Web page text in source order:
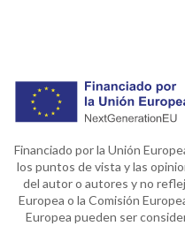
Financiado por la Unión
los puntos de vista y las
del autor o autores y no
Europea o la Comisión
Europea pueden ser